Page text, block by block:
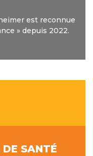
est reconnue
» depuis 2022.
DE SANTÉ